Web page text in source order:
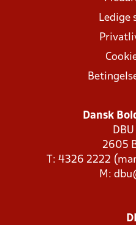
Ledige
Dansk
DBU
2605
T: 4326 2222
M: